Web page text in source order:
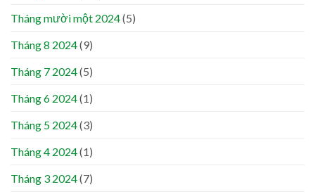
Tháng mười một 2024(5)
Tháng 8 2024(9)
Tháng 7 2024(5)
Tháng 6 2024(1)
Tháng 5 2024(3)
Tháng 4 2024(1)
Tháng 3 2024(7)